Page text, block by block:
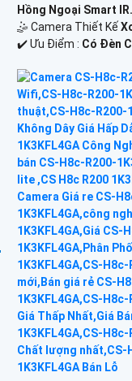
Hồng Ngoại Smart IR.
🤹 Camera Thiết Kế
️✔️ Ưu Điểm : Có Đèn